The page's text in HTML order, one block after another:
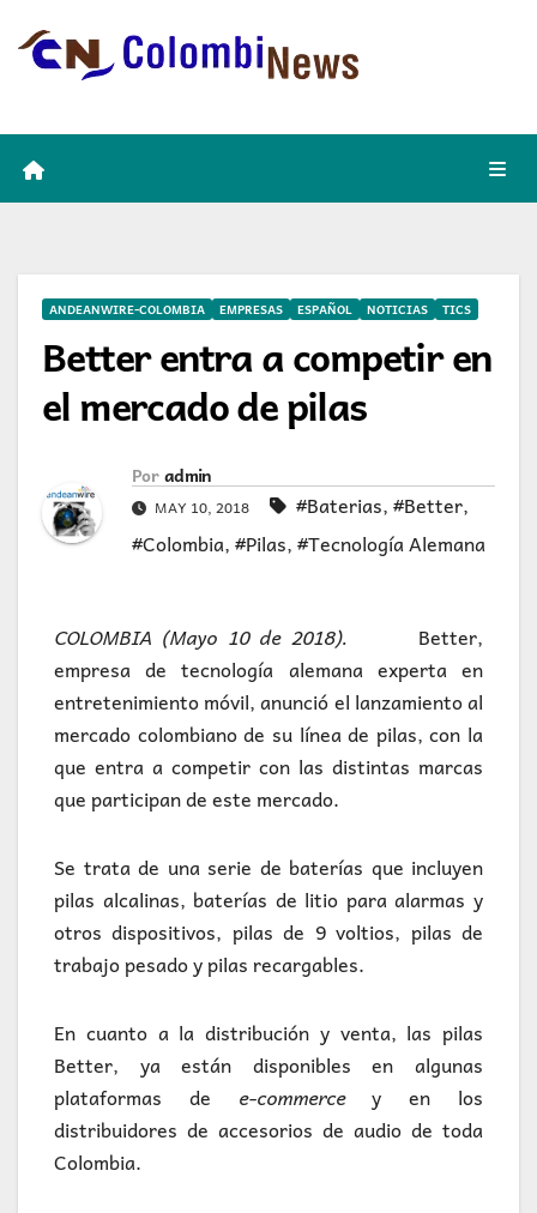
ANDEANWIRE-COLOMBIA EMPRESAS ESPAÑOL NOTICIAS TICS
Better entra a competir en
el mercado de pilas
Por admin
MAY 10, 2018 #Baterias,#Better,
#Colombia,#Pilas,#Tecnología Alemana
COLOMBIA (Mayo 10 de 2018). Better,
empresa de tecnología alemana experta en
entretenimiento móvil, anunció el lanzamiento al
mercado colombiano de su línea de pilas, con la
que entra a competir con las distintas marcas
que participan de este mercado.
Se trata de una serie de baterías que incluyen
pilas alcalinas, baterías de litio para alarmas y
otros dispositivos, pilas de 9 voltios, pilas de
trabajo pesado y pilas recargables.
En cuanto a la distribución y venta, las pilas
Better, ya están disponibles en algunas
plataformas de e-commercey en los
distribuidores de accesorios de audio de toda
Colombia.